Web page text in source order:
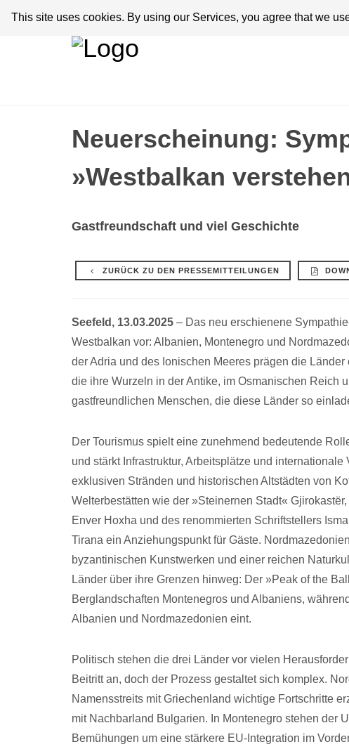
This site uses cookies. By using our Services, you agree that we
Neuerscheinung:
»Westbalkan
Gastfreundschaft und viel Geschichte
ZURÜCK ZU DEN PRESSEMITTEILUNGEN
Seefeld, 13.03.2025 – Das neu erschienene
Westbalkan vor: Albanien, Montenegro und
der Adria und des Ionischen Meeres prägen die
die ihre Wurzeln in der Antike, im Osmanischen Reich
gastfreundlichen Menschen, die diese Länder so
Der Tourismus spielt eine zunehmend bedeutende
und stärkt Infrastruktur, Arbeitsplätze und
exklusiven Stränden und historischen Altstädten von
Welterbestätten wie der »Steinernen Stadt«
Enver Hoxha und des renommierten Schriftstellers
Tirana ein Anziehungspunkt für Gäste.
byzantinischen Kunstwerken und einer reichen
Länder über ihre Grenzen hinweg: Der »Peak of the
Berglandschaften Montenegros und Albaniens,
Albanien und Nordmazedonien eint.
Politisch stehen die drei Länder vor vielen
Beitritt an, doch der Prozess gestaltet sich komplex.
Namensstreits mit Griechenland wichtige Fortschritte
mit Nachbarland Bulgarien. In Montenegro stehen der
Bemühungen um eine stärkere EU-Integration im